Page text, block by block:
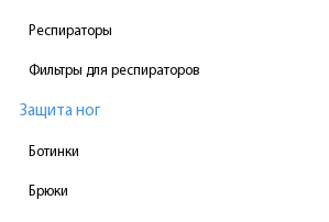
Респираторы
Фильтры для респираторов
Защита ног
Ботинки
Брюки